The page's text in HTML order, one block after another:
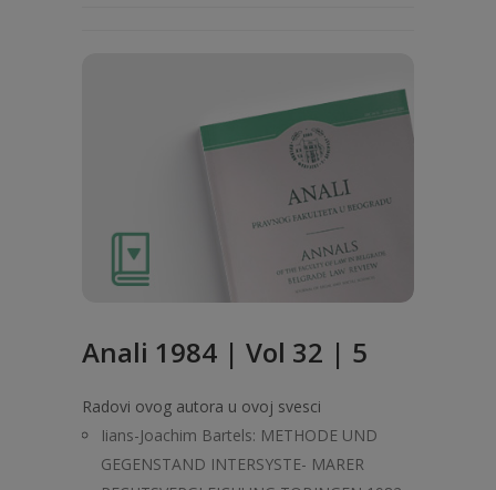
Anali 1984 | Vol 32 | 5
Radovi ovog autora u ovoj svesci
Iians-Joachim Bartels: METHODE UND
GEGENSTAND INTERSYSTE- MARER